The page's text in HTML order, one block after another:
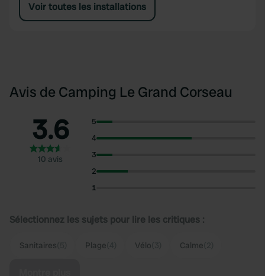
Voir toutes les installations
Avis de Camping Le Grand Corseau
3.6
10 avis
5
4
3
2
1
Sélectionnez les sujets pour lire les critiques :
Sanitaires Plage Vélo Calme